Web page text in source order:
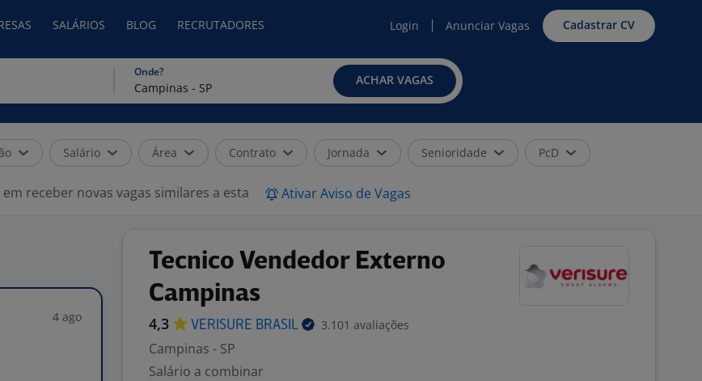
SALÁRIOS BLOG RECRUTADORES Login Anunciar Vagas Cadastrar CV
Onde?
ACHAR VAGAS
Salário Área Contrato Jornada Senioridade PcD
receber novas vagas similares a esta Ativar Aviso de Vagas
4 ago
Tecnico Vendedor Externo
Campinas
4,3 VERISURE BRASIL 3.101 avaliações
Campinas - SP
Salário a combinar